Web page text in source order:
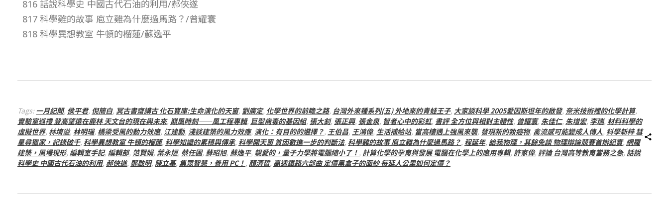
0
期
816 話說科學史 中國古代石油的利用/郝俠遂
817 科學雞的故事 庖立雞為什麼過馬路？/曾耀寰
818 科學異想教室 牛頓的榴蓮/蘇逸平
Tags:一月紀聞, 侯平君, 倪簡白, 冥古書齋講古 化石寶庫:生命演化的天窗, 劉廣定, 化學世界的前瞻之路, 台灣外來種系列(五) 外地來的青蛙王子, 大家談科學 2005愛因斯坦年的啟發, 奈米技術裡的化學計算,
實驗室巡禮 登高望遠在鹿林 天文台的現在與未來, 巔風時刻——風工程專輯, 巨型病毒的基因組, 張大釗, 張正興, 張金泉, 智者心中的彩虹, 書評 全方位與相對主體性, 曾耀寰, 朱佳仁, 朱增宏, 李瑞, 材料科學的
虛擬世界, 林堉溢, 林明瑞, 橋梁受風的動力效應, 江建勳, 淺談建築的風力效應, 演化：有目的的選擇？, 王伯昌, 王鴻偉, 生活補給站, 當高樓遇上強風來襲, 發現新的致癌物, 禽流感可能變成人傳人, 科學新粹 彗
星尋獵家，記錄破千, 科學異想教室 牛頓的榴蓮, 科學知識的累積與傳承, 科學開天窗 質因數進一步的判斷法, 科學雞的故事 庖立雞為什麼過馬路？, 程延年, 給我物理，其餘免談 物理辯論競賽首辦紀實, 網羅
建築，風場現形, 編輯室手記, 編輯部, 范賢娟, 葉永烜, 蔡任圃, 蘇昭旭, 蘇逸平, 親愛的，量子力學將電腦縮小了！ , 計算化學的孕育與發展 電腦在化學上的應用專輯, 許家偉, 評論 台灣高等教育當務之急, 話說
科學史 中國古代石油的利用, 郝俠遂, 鄭啟明, 陳立基, 集眾智慧，善用 PC！ , 顏清哲, 高速鐵路六部曲 定價黑盒子的面紗 每延人公里如何定價？